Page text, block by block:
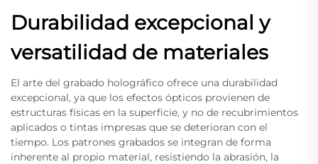
Durabilidad excepcional y
versatilidad de materiales
El arte del grabado holográfico ofrece una durabilidad
excepcional, ya que los efectos ópticos provienen de
estructuras físicas en la superficie, y no de recubrimientos
aplicados o tintas impresas que se deterioran con el
tiempo. Los patrones grabados se integran de forma
inherente al propio material, resistiendo la abrasión, la